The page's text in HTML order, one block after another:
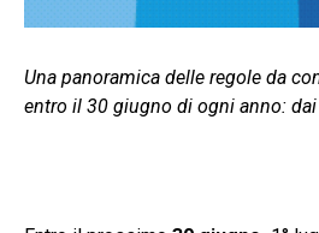
Una panoramica delle regole da
entro il 30 giugno di ogni anno: